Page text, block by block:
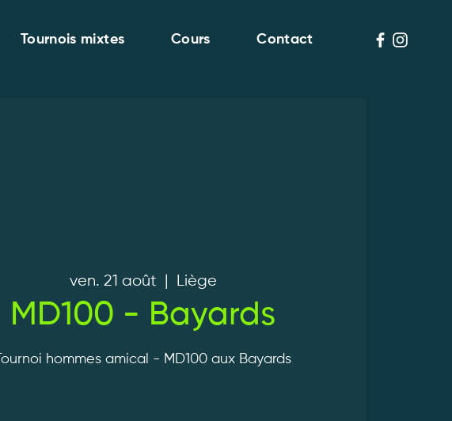
Tournois mixtes Cours Contact
ven. 21 août Liège
MD100 - Bayards
Tournoi hommes amical - MD100 aux Bayards